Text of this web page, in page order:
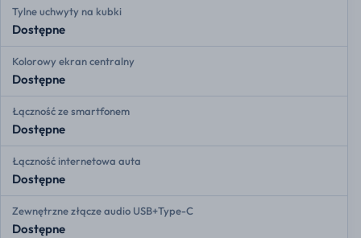
Tylne uchwyty na kubki
Dostępne
Kolorowy ekran centralny
Dostępne
Łączność ze smartfonem
Dostępne
Łączność internetowa auta
Dostępne
Zewnętrzne złącze audio USB+Type-C
Dostępne